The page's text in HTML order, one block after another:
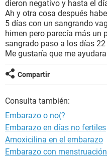
GLOSARIO
dieron negativo y hasta el
Ah y otra cosa después
5 días con un sangrando
himen pero parecía más un
sangrado paso a los días
Me gustaría que me
Compartir
Consulta también:
Embarazo o no(?
Embarazo en días no fertiles
Amoxicilina en el embarazo
Embarazo con menstruación